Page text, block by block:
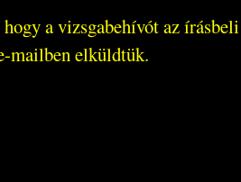
a vizsgabehívót az írásbeli
mailben elküldtük.